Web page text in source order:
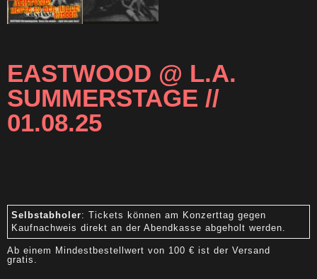
EASTWOOD @ L.A.
SUMMERSTAGE //
01.08.25
Selbstabholer: Tickets können am Konzerttag gegen
Kaufnachweis direkt an der Abendkasse abgeholt werden.
Ab einem Mindestbestellwert von 100 € ist der Versand
gratis.